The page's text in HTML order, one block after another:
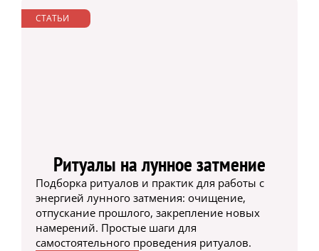
СТАТЬИ
Ритуалы на лунное затмение
Подборка ритуалов и практик для работы с
энергией лунного затмения: очищение,
отпускание прошлого, закрепление новых
намерений. Простые шаги для
самостоятельного проведения ритуалов.